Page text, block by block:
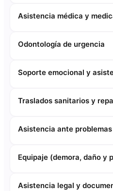
Asistencia médica y
Odontología de urgencia
Soporte emocional y
Traslados sanitarios y
Asistencia ante
Equipaje (demora, daño y
Asistencia legal y